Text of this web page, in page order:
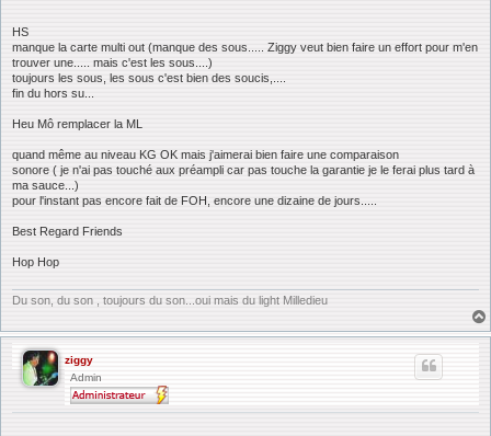
HS
manque la carte multi out (manque des sous..... Ziggy veut bien faire un effort pour m'en
trouver une..... mais c'est les sous....)
toujours les sous, les sous c'est bien des soucis,....
fin du hors su...
Heu Mô remplacer la ML
quand même au niveau KG OK mais j'aimerai bien faire une comparaison
sonore ( je n'ai pas touché aux préampli car pas touche la garantie je le ferai plus tard à
ma sauce...)
pour l'instant pas encore fait de FOH, encore une dizaine de jours.....
Best Regard Friends
Hop Hop
Du son, du son , toujours du son...oui mais du light Milledieu
ziggy
Admin